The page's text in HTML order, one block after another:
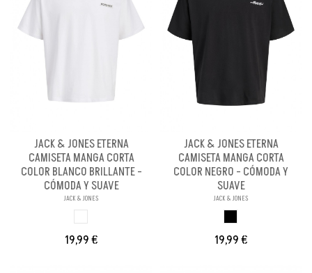
JACK & JONES ETERNA
CAMISETA MANGA CORTA
COLOR BLANCO BRILLANTE -
CÓMODA Y SUAVE
JACK & JONES
19,99 €
JACK & JONES ETERNA
CAMISETA MANGA CORTA
COLOR NEGRO - CÓMODA Y
SUAVE
JACK & JONES
19,99 €